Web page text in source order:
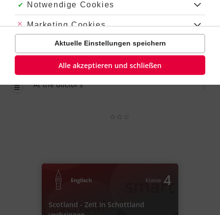
At the doctor's
Englisch Klasse 4
Scotland - Zeit in Schottland
Akzeptiert:
Notwendige Cookies
Abgelehnt:
Marketing Cookies
Abgelehnt:
Personalisierungs-Cookies
Aktuelle Einstellungen speichern
Alle akzeptieren und schließen